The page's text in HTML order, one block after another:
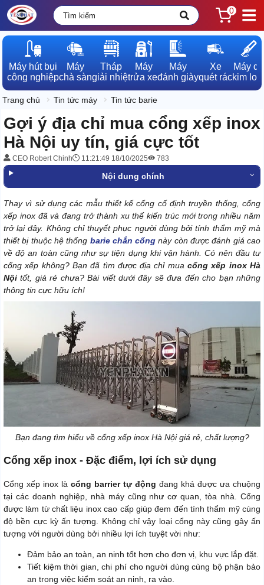
0
Máy hút bụi
công nghiệp
Máy
chà sàn
Tháp
giải nhiệt
Máy
rửa xe
Máy
đánh giày
Xe
quét rác
Máy dò
kim loại
Trang chủ Tin tức máy Tin tức barie
Gợi ý địa chỉ mua cổng xếp inox
Hà Nội uy tín, giá cực tốt
CEO Robert Chinh 11:21:49 18/10/2025 783
Nội dung chính
Thay vì sử dụng các mẫu thiết kế cổng cố định truyền thống, cổng
xếp inox đã và đang trở thành xu thế kiến trúc mới trong nhiều năm
trở lại đây. Không chỉ thuyết phục người dùng bởi tính thẩm mỹ mà
thiết bị thuộc hệ thống barie chắn cổng này còn được đánh giá cao
về độ an toàn cũng như sự tiện dụng khi vận hành. Có nên đầu tư
cổng xếp không? Bạn đã tìm được địa chỉ mua cổng xếp inox Hà
Nội tốt, giá rẻ chưa? Bài viết dưới đây sẽ đưa đến cho bạn những
thông tin cực hữu ích!
Bạn đang tìm hiểu về cổng xếp inox Hà Nội giá rẻ, chất lượng?
Cổng xếp inox - Đặc điểm, lợi ích sử dụng
Cổng xếp inox là cổng barrier tự động đang khá được ưa chuộng
tại các doanh nghiệp, nhà máy cũng như cơ quan, tòa nhà. Cổng
được làm từ chất liệu inox cao cấp giúp đem đến tính thẩm mỹ cùng
độ bền cực kỳ ấn tượng. Không chỉ vậy loại cổng này cũng gây ấn
tượng với người dùng bởi nhiều lợi ích tuyệt vời như:
Đảm bảo an toàn, an ninh tốt hơn cho đơn vị, khu vực lắp đặt.
Tiết kiệm thời gian, chi phí cho người dùng cùng bộ phận bảo
an trong việc kiểm soát an ninh, ra vào.